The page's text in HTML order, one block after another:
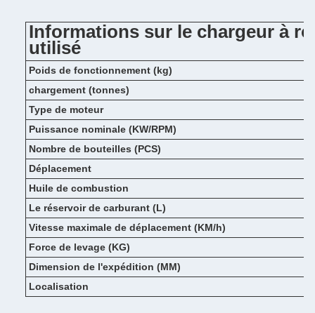
Informations sur le chargeur à
utilisé
Poids de fonctionnement (kg)
chargement (tonnes)
Type de moteur
Puissance nominale (KW/RPM)
Nombre de bouteilles (PCS)
Déplacement
Huile de combustion
Le réservoir de carburant (L)
Vitesse maximale de déplacement (KM/h)
Force de levage (KG)
Dimension de l'expédition (MM)
Localisation